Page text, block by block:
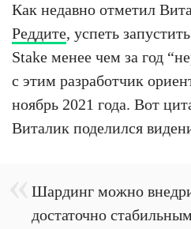
Как недавно отметил
Реддите, успеть
Stake менее чем за год
с этим разработчик
ноябрь 2021 года. Вот
Виталик поделился
Шардинг можно
достаточно